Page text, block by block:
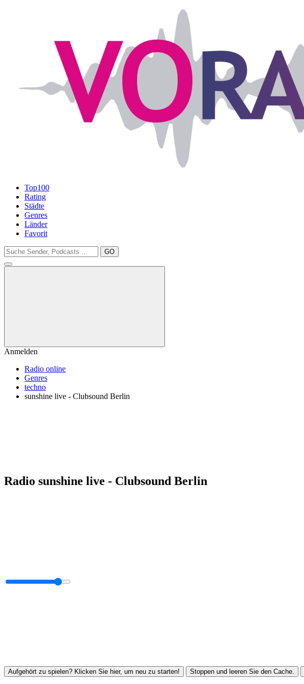
Top100
Rating
Städte
Genres
Länder
Favorit
GO
Anmelden
Radio online
Genres
techno
sunshine live - Clubsound Berlin
Radio sunshine live - Clubsound Berlin
Aufgehört zu spielen? Klicken Sie hier, um neu zu starten! Stoppen und leeren Sie den Cache.